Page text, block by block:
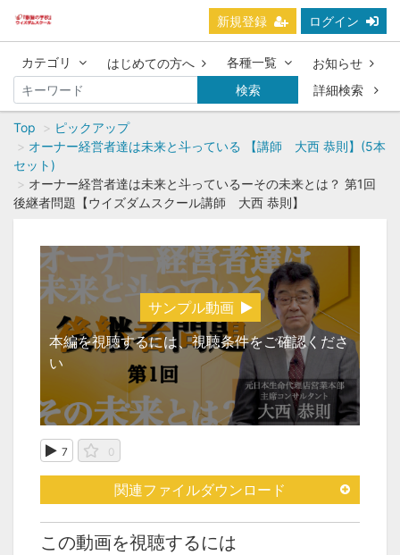
新規登録 ログイン
カテゴリ はじめての方へ 各種一覧
お知らせ
検索
詳細検索
Top
ピックアップ
オーナー経営者達は未来と斗っている 【講師 大西 恭則】(5本
セット)
オーナー経営者達は未来と斗っているーその未来とは？ 第1回
後継者問題【ウイズダムスクール講師 大西 恭則】
サンプル動画
本編を視聴するには、視聴条件をご確認くださ
い
7 0
関連ファイルダウンロード
この動画を視聴するには